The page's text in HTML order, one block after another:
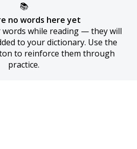
📚
no words here yet
while reading — they will
to your dictionary. Use the
to reinforce them through
practice.